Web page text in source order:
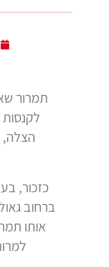
תמרור
הצלה,
כזכור,
ברחוב
אותו